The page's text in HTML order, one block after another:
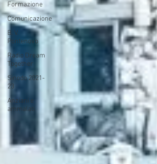
Formazione
Comunicazione
B. V.
Pontenovo
Radio Dream
Together
Sinodo 2021-
23
Anziani e
ammalati